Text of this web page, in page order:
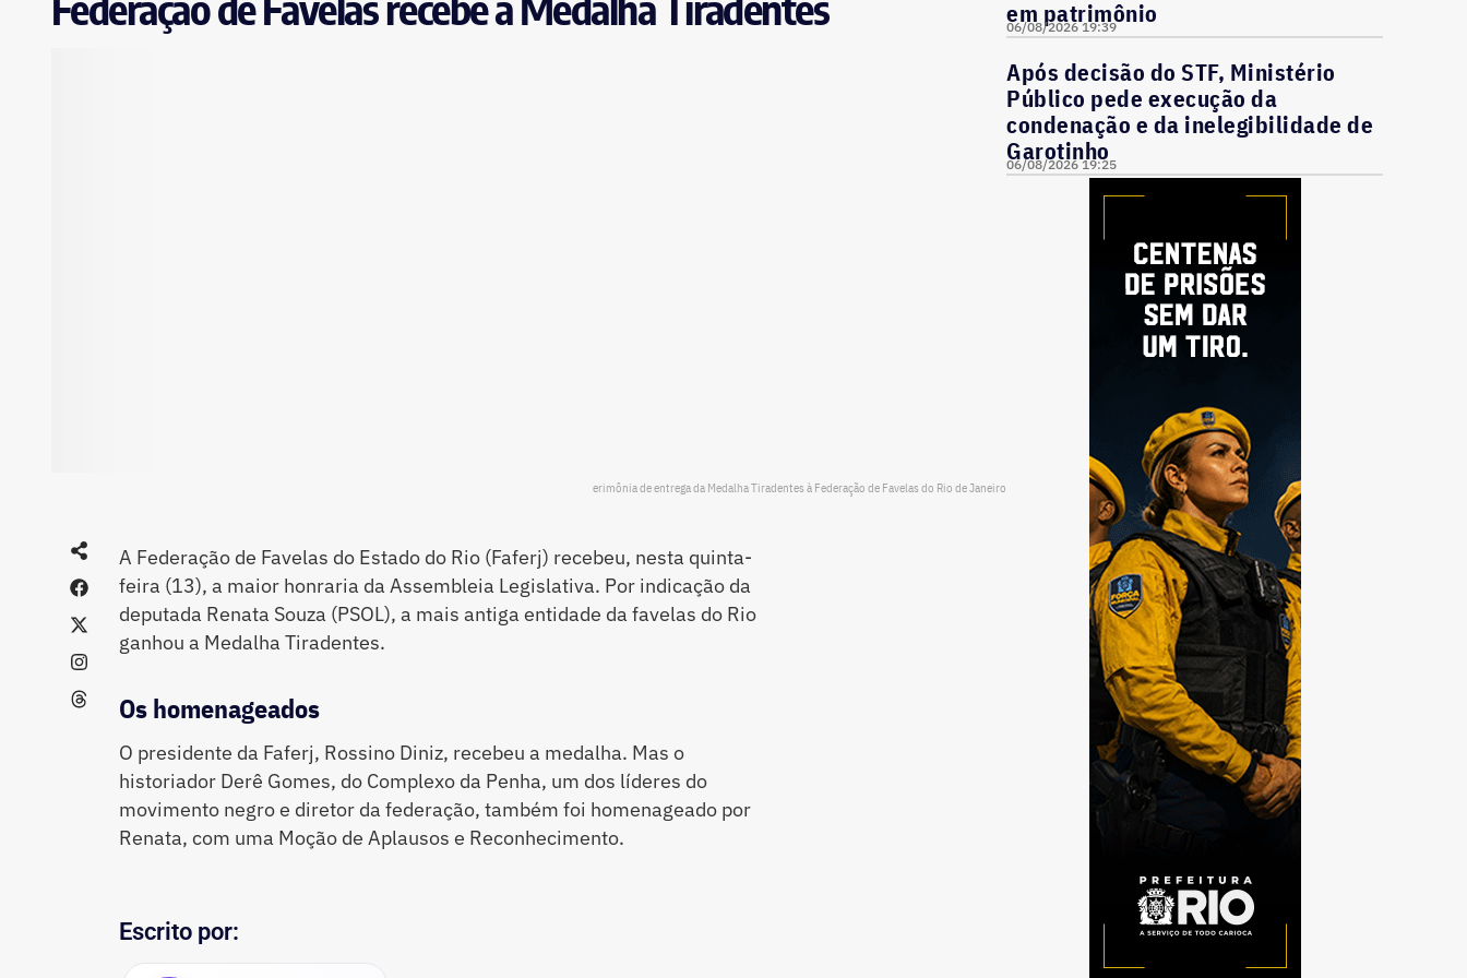
erimônia de entrega da Medalha Tiradentes à Federação de Favelas do Rio de Janeiro
A Federação de Favelas do Estado do Rio (Faferj) recebeu, nesta quinta-
feira (13), a maior honraria da Assembleia Legislativa. Por indicação da
deputada Renata Souza (PSOL), a mais antiga entidade da favelas do Rio
ganhou a Medalha Tiradentes.
Os homenageados
O presidente da Faferj, Rossino Diniz, recebeu a medalha. Mas o
historiador Derê Gomes, do Complexo da Penha, um dos líderes do
movimento negro e diretor da federação, também foi homenageado por
Renata, com uma Moção de Aplausos e Reconhecimento.
Escrito por:
em patrimônio
06/08/2026 19:39
Após decisão do STF, Ministério
Público pede execução da
condenação e da inelegibilidade de
Garotinho
06/08/2026 19:25